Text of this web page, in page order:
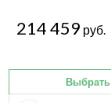
214 459 руб.
Выбрать